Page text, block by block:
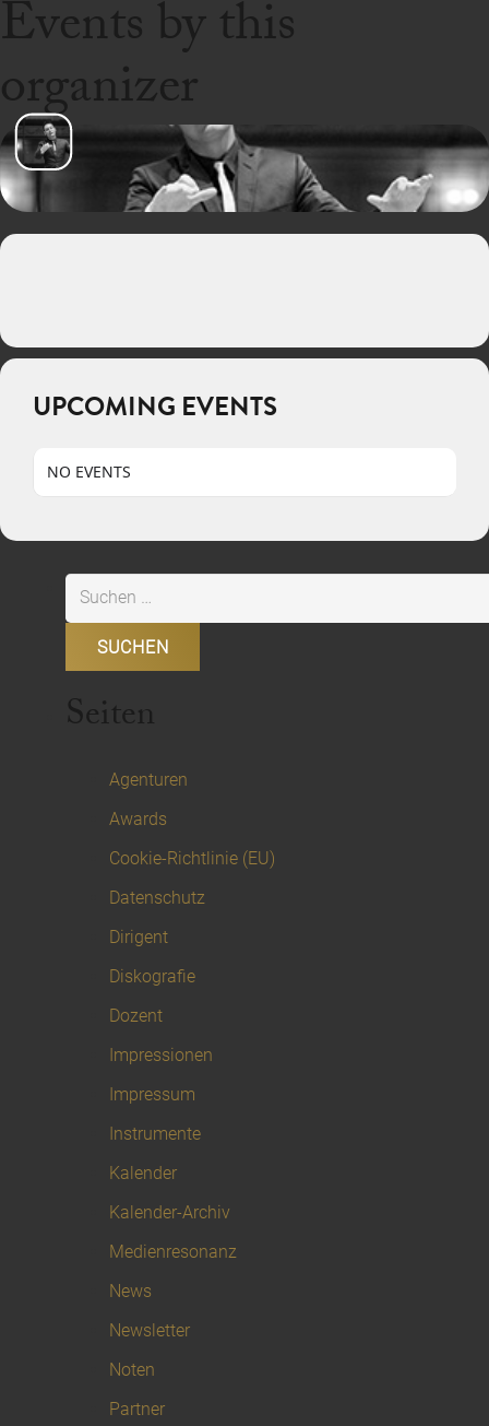
Events by this
organizer
UPCOMING EVENTS
NO EVENTS
Suchen
nach:
Seiten
Agenturen
Awards
Cookie-Richtlinie (EU)
Datenschutz
Dirigent
Diskografie
Dozent
Impressionen
Impressum
Instrumente
Kalender
Kalender-Archiv
Medienresonanz
News
Newsletter
Noten
Partner